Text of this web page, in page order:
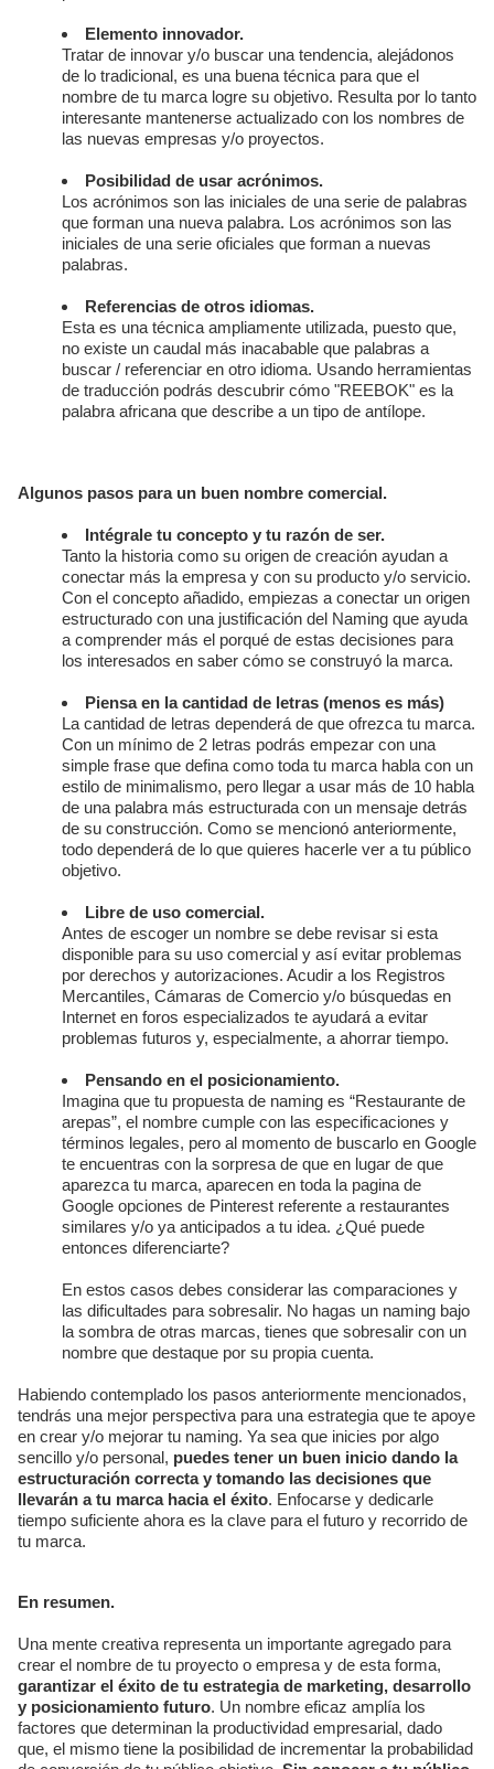
Elemento innovador.
Tratar de innovar y/o buscar una tendencia, alejádonos
de lo tradicional, es una buena técnica para que el
nombre de tu marca logre su objetivo. Resulta por lo tanto
interesante mantenerse actualizado con los nombres de
las nuevas empresas y/o proyectos.
Posibilidad de usar acrónimos.
Los acrónimos son las iniciales de una serie de palabras
que forman una nueva palabra. Los acrónimos son las
iniciales de una serie oficiales que forman a nuevas
palabras.
Referencias de otros idiomas.
Esta es una técnica ampliamente utilizada, puesto que,
no existe un caudal más inacabable que palabras a
buscar / referenciar en otro idioma. Usando herramientas
de traducción podrás descubrir cómo "REEBOK" es la
palabra africana que describe a un tipo de antílope.
Algunos pasos para un buen nombre comercial.
Intégrale tu concepto y tu razón de ser.
Tanto la historia como su origen de creación ayudan a
conectar más la empresa y con su producto y/o servicio.
Con el concepto añadido, empiezas a conectar un origen
estructurado con una justificación del Naming que ayuda
a comprender más el porqué de estas decisiones para
los interesados en saber cómo se construyó la marca.
Piensa en la cantidad de letras (menos es más)
La cantidad de letras dependerá de que ofrezca tu marca.
Con un mínimo de 2 letras podrás empezar con una
simple frase que defina como toda tu marca habla con un
estilo de minimalismo, pero llegar a usar más de 10 habla
de una palabra más estructurada con un mensaje detrás
de su construcción. Como se mencionó anteriormente,
todo dependerá de lo que quieres hacerle ver a tu público
objetivo.
Libre de uso comercial.
Antes de escoger un nombre se debe revisar si esta
disponible para su uso comercial y así evitar problemas
por derechos y autorizaciones. Acudir a los Registros
Mercantiles, Cámaras de Comercio y/o búsquedas en
Internet en foros especializados te ayudará a evitar
problemas futuros y, especialmente, a ahorrar tiempo.
Pensando en el posicionamiento.
Imagina que tu propuesta de naming es “Restaurante de
arepas”, el nombre cumple con las especificaciones y
términos legales, pero al momento de buscarlo en Google
te encuentras con la sorpresa de que en lugar de que
aparezca tu marca, aparecen en toda la pagina de
Google opciones de Pinterest referente a restaurantes
similares y/o ya anticipados a tu idea. ¿Qué puede
entonces diferenciarte?
En estos casos debes considerar las comparaciones y
las dificultades para sobresalir. No hagas un naming bajo
la sombra de otras marcas, tienes que sobresalir con un
nombre que destaque por su propia cuenta.
Habiendo contemplado los pasos anteriormente mencionados,
tendrás una mejor perspectiva para una estrategia que te apoye
en crear y/o mejorar tu naming. Ya sea que inicies por algo
sencillo y/o personal, puedes tener un buen inicio dando la
estructuración correcta y tomando las decisiones que
llevarán a tu marca hacia el éxito. Enfocarse y dedicarle
tiempo suficiente ahora es la clave para el futuro y recorrido de
tu marca.
En resumen.
Una mente creativa representa un importante agregado para
crear el nombre de tu proyecto o empresa y de esta forma,
garantizar el éxito de tu estrategia de marketing, desarrollo
y posicionamiento futuro. Un nombre eficaz amplía los
factores que determinan la productividad empresarial, dado
que, el mismo tiene la posibilidad de incrementar la probabilidad